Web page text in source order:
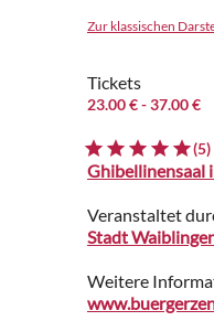
Zur klassischen
Tickets
23.00 €- 37.00 €
(5)
Veranstaltet
Stadt
Weitere